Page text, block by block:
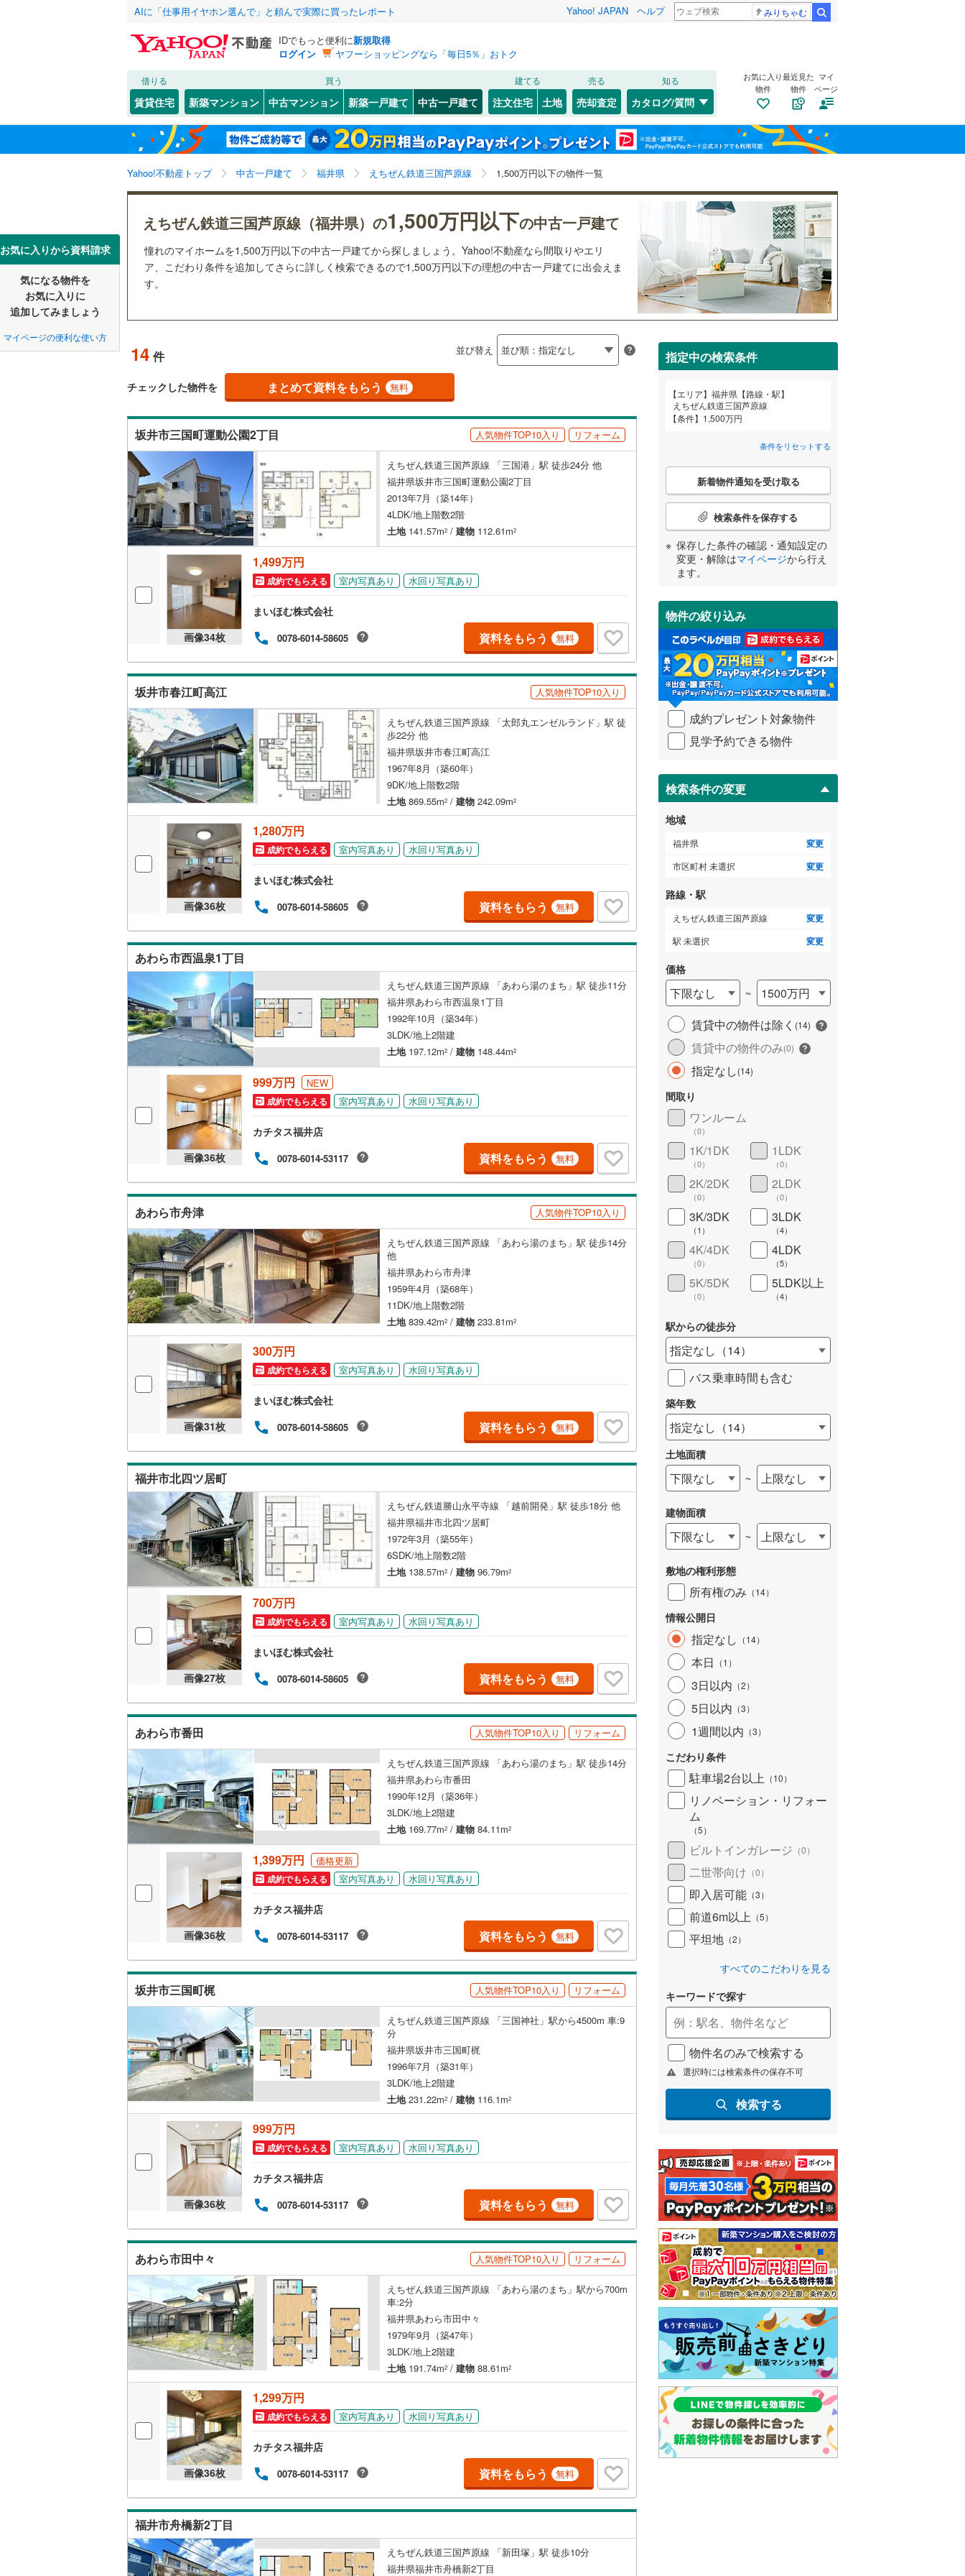
AIに「仕事用イヤホン選んで」と頼んで実際に買ったレポート Yahoo! JAPAN ヘルプ みりちゃむ
IDでもっと便利に新規取得
ログイン
ヤフーショッピングなら「毎日5％」おトク
借りる
賃貸住宅
買う
新築マンション 中古マンション 新築一戸建て 中古一戸建て
建てる
注文住宅 土地
売る
売却査定
知る
カタログ/質問
お気に入り
物件
最近見た
物件
マイ
ページ
Yahoo!不動産トップ 中古一戸建て 福井県 えちぜん鉄道三国芦原線 1,500万円以下の物件一覧
お気に入りから資料請求
気になる物件を
お気に入りに
追加してみましょう
マイページの便利な使い方
えちぜん鉄道三国芦原線（福井県）の1,500万円以下の中古一戸建て
憧れのマイホームを1,500万円以下の中古一戸建てから探しましょう。Yahoo!不動産なら間取りやエリ
ア、こだわり条件を追加してさらに詳しく検索できるので1,500万円以下の理想の中古一戸建てに出会えま
す。
14 件 並び替え
チェックした物件を まとめて資料をもらう 無料
坂井市三国町運動公園2丁目 人気物件TOP10入り リフォーム
えちぜん鉄道三国芦原線 「三国港」駅 徒歩24分 他
福井県坂井市三国町運動公園2丁目
2013年7月（築14年）
4LDK/地上階数2階
土地141.57m2 / 建物 112.61m2
画像34枚
1,499万円
成約でもらえる 室内写真あり 水回り写真あり
まいほむ株式会社
0078-6014-58605 資料をもらう 無料
坂井市春江町高江 人気物件TOP10入り
えちぜん鉄道三国芦原線 「太郎丸エンゼルランド」駅 徒
歩22分 他
福井県坂井市春江町高江
1967年8月（築60年）
9DK/地上階数2階
土地869.55m2 / 建物 242.09m2
画像36枚
1,280万円
成約でもらえる 室内写真あり 水回り写真あり
まいほむ株式会社
0078-6014-58605 資料をもらう 無料
あわら市西温泉1丁目
えちぜん鉄道三国芦原線 「あわら湯のまち」駅 徒歩11分
福井県あわら市西温泉1丁目
1992年10月（築34年）
3LDK/地上2階建
土地197.12m2 / 建物 148.44m2
画像36枚
999万円 NEW
成約でもらえる 室内写真あり 水回り写真あり
カチタス福井店
0078-6014-53117 資料をもらう 無料
あわら市舟津 人気物件TOP10入り
えちぜん鉄道三国芦原線 「あわら湯のまち」駅 徒歩14分
他
福井県あわら市舟津
1959年4月（築68年）
11DK/地上階数2階
土地839.42m2 / 建物 233.81m2
画像31枚
300万円
成約でもらえる 室内写真あり 水回り写真あり
まいほむ株式会社
0078-6014-58605 資料をもらう 無料
福井市北四ツ居町
えちぜん鉄道勝山永平寺線 「越前開発」駅 徒歩18分 他
福井県福井市北四ツ居町
1972年3月（築55年）
6SDK/地上階数2階
土地138.57m2 / 建物 96.79m2
画像27枚
700万円
成約でもらえる 室内写真あり 水回り写真あり
まいほむ株式会社
0078-6014-58605 資料をもらう 無料
あわら市番田 人気物件TOP10入り リフォーム
えちぜん鉄道三国芦原線 「あわら湯のまち」駅 徒歩14分
福井県あわら市番田
1990年12月（築36年）
3LDK/地上2階建
土地169.77m2 / 建物 84.11m2
画像36枚
1,399万円 価格更新
成約でもらえる 室内写真あり 水回り写真あり
カチタス福井店
0078-6014-53117 資料をもらう 無料
坂井市三国町梶 人気物件TOP10入り リフォーム
えちぜん鉄道三国芦原線 「三国神社」駅から4500m 車:9
分
福井県坂井市三国町梶
1996年7月（築31年）
3LDK/地上2階建
土地231.22m2 / 建物 116.1m2
画像36枚
999万円
成約でもらえる 室内写真あり 水回り写真あり
カチタス福井店
0078-6014-53117 資料をもらう 無料
あわら市田中々 人気物件TOP10入り リフォーム
えちぜん鉄道三国芦原線 「あわら湯のまち」駅から700m
車:2分
福井県あわら市田中々
1979年9月（築47年）
3LDK/地上2階建
土地191.74m2 / 建物 88.61m2
画像36枚
1,299万円
成約でもらえる 室内写真あり 水回り写真あり
カチタス福井店
0078-6014-53117 資料をもらう 無料
福井市舟橋新2丁目
えちぜん鉄道三国芦原線 「新田塚」駅 徒歩10分
福井県福井市舟橋新2丁目
指定中の検索条件
エリア
福井県【路線・駅】
えちぜん鉄道三国芦原線
条件
1,500万円
条件をリセットする
こ
検
条
件
受
け
取
る
・
条
件
を
イ
ペ
ジ
に
保
存
す
る
新着物件通知を受け取る
検索条件を保存する
保存した条件の確認・通知設定の
変更・解除はマイページから行え
ます。
物件の絞り込み
成約プレゼント対象物件
見学予約できる物件
検索条件の変更
地域
福井県 変更
市区町村 未選択 変更
路線・駅
えちぜん鉄道三国芦原線 変更
駅 未選択 変更
価格
下限なし ~
1500万円
賃貸中の物件は除く (14)
賃貸中の物件のみ(0)
指定なし(14)
間取り
ワンルーム
（0）
1K/1DK
（0）
1LDK
（0）
2K/2DK
（0）
2LDK
（0）
3K/3DK
（1 ）
3LDK
（4）
4K/4DK
（0）
4LDK
（5）
5K/5DK
（0）
5LDK以上
（4）
駅からの徒歩分
指定なし （14）
バス乗車時間も含む
築年数
指定なし （14）
土地面積
下限なし ~ 上限なし
建物面積
下限なし ~ 上限なし
敷地の権利形態
所有権のみ （14）
情報公開日
指定なし （14）
本日 （1 ）
3日以内 （2）
5日以内 （3）
1週間以内 （3）
こだわり条件
駐車場2台以上 （10）
リノベーション・リフォー
ム
（5）
ビルトインガレージ （0）
二世帯向け （0）
即入居可能 （3）
前道6m以上 （5）
平坦地 （2）
すべてのこだわりを見る
キーワードで探す
物件名のみで検索する
選択時には検索条件の保存不可
検索する
北海道 北海道
東北 青森 岩手 宮城 秋田 山形 福島
関東 東京 神奈川 埼玉 千葉 茨城
富山 石川
東海 愛知 岐阜 静岡 三重
和歌山
中国 鳥取 島根 岡山 広島 山口
高知
福岡 佐賀 長崎 鹿児島
該当物件0件 この条件で検索する 条件をリセットする
福井市(22) 敦賀市(5) 小浜市(7)
大野市(9) 勝山市(4) 鯖江市(5)
あわら市(4) 越前市(9)
今立郡池田町 南条郡南越前町
丹生郡越前町 ( 8 三方郡美浜町 ( 0)
大飯郡おおい町(0) 三方上中郡若狭町(0)
該当物件0件 この条件で検索する 条件をリセットする
該当物件0件 この条件で検索する 条件をリセットする
JR 北陸本線(3) 小浜線(11) 越美北線(12
北陸新幹線(6)
私鉄・その他 ハピラインふくい(16) 福井鉄道福武線(22) えちぜん鉄道勝山永平寺線(10)
該当物件0件 この条件で検索する 条件をリセットする
まつもと町屋 (0) (1) (2) (1) 八ツ島 (2) (0) (1) 太郎丸エンゼルランド 西春江ハートピア
(1)
西長田ゆりの里 下兵庫こうふく あわら湯のまち (2)
該当物件0件 この条件で検索する 条件をリセットする
こだわり条件 リフォーム、リノベーション
リノベーション・リフォーム
（5）
築古・築30年以上（12）
設備
オール電化 トイレ２か所（
駐車場2台以上 （ 10 ） ビルトインガレージ （ ） （0）
ＴＶモニタ付インターホン
防犯カメラ（0）
間取り、居室全体
バリアフリー住宅（ 間取り変更可能（0）
二世帯向け（0） 3階建て以上（1）
サービスルーム（納戸）（0）
立地
0） 海まで2km以内（1） 小学校まで1km以内（1）
配置、向き、建ち方、日当たり
前道6m以上（ 角地（0） 南道路（2）
平坦地
LD
リビングダイニング15畳以上
（4）
キッチン
独立型キッチン（0） 対面キッチン（1）
販売、価格、契約、入居関連など
即入居可能 ）
浴室
浴室乾燥機あり
ウォークインクローゼット
（0）
床下収納 （ 2 ）
）
構造・規模・施工・品質・工法関連
耐震、免震、制震構造
（0）
住宅性能評価付き 長期優良住宅（0）
オンライン対応
オンライン内見(相談)可
オンライン対応とは？ 詳しく見る
該当物件0件 この条件で検索する 条件をリセットする
検索条件を保存しました
この検索条件の新着物件通知は、 マイページから設定できます。
保存した条件を見る
福井県、えちぜん鉄道三国芦原線、1,500万円
検索条件を保存する
閉じる お気に入りリストを見る
閉じる
閉じる お気に入りリストを見る
閉じる